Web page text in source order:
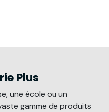
Plus
une école ou un
gamme de produits